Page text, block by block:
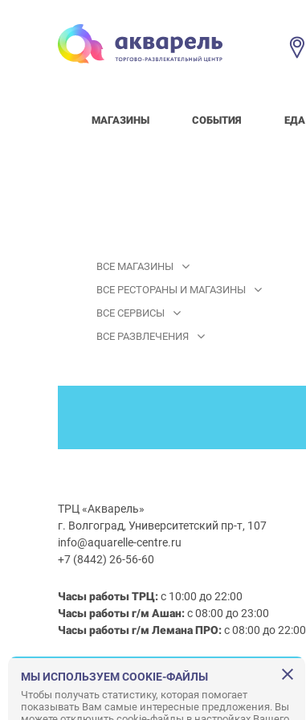
МАГАЗИНЫ СОБЫТИЯ ЕДА
ВСЕ МАГАЗИНЫ
ВСЕ РЕСТОРАНЫ И МАГАЗИНЫ
ВСЕ СЕРВИСЫ
ВСЕ РАЗВЛЕЧЕНИЯ
ТРЦ «Акварель»
г. Волгоград, Университетский пр-т, 107
info@aquarelle-centre.ru
+7 (8442) 26-56-60
Часы работы ТРЦ:с 10:00 до 22:00
Часы работы г/м Ашан:с 08:00 до 23:00
Часы работы г/м Лемана ПРО:с 08:00 до 22:00
Правила посещения ТРЦ «Акварель»
МЫ ИСПОЛЬЗУЕМ COOKIE-ФАЙЛЫ
Чтобы получать статистику, которая помогает
показывать Вам самые интересные предложения. Вы